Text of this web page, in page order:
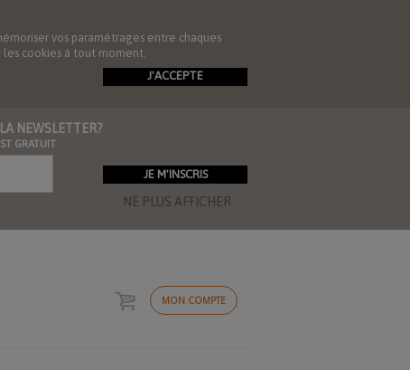
vos paramétrages entre chaques
les cookies à tout moment.
J'ACCEPTE
NE PLUS AFFICHER
NEWSLETTER?
GRATUIT
MON COMPTE